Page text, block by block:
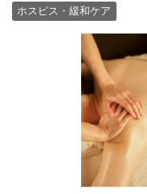
ホスピス・緩和ケア